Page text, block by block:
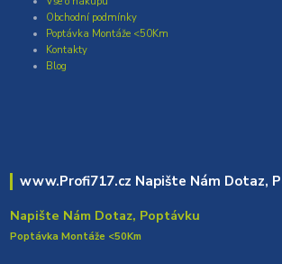
Obchodní podmínky
Poptávka Montáže <50Km
Kontakty
Blog
www.Profi717.cz Napište Nám Dotaz,
Napište Nám Dotaz, Poptávku
Poptávka Montáže <50Km